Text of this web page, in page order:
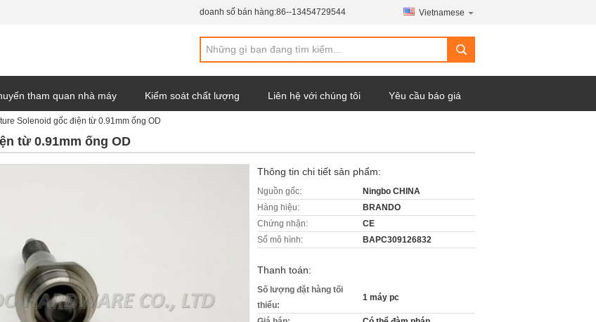
doanh số bán hàng:86--13454729544 Vietnamese
tham quan nhà máy Kiểm soát chất lượng Liên hệ với chúng tôi Yêu cầu báo giá
Solenoid gốc điện từ 0.91mm ống OD
từ 0.91mm ống OD
Thông tin chi tiết sản phẩm:
Nguồn gốc:
Ningbo CHINA
Hàng hiệu:
BRANDO
Chứng nhận:
CE
Số mô hình:
BAPC309126832
Thanh toán:
Số lượng đặt hàng tối
thiểu:
1 máy pc